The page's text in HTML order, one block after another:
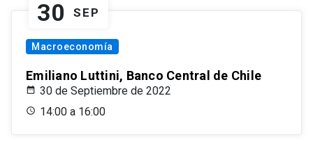
30 SEP
Macroeconomía
Emiliano Luttini, Banco Central de Chile
30 de Septiembre de 2022
14:00 a 16:00